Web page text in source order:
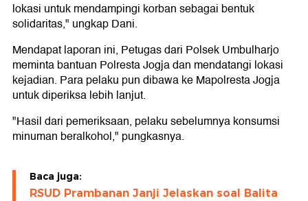
lokasi untuk mendampingi korban sebagai bentuk
solidaritas," ungkap Dani.
Mendapat laporan ini, Petugas dari Polsek Umbulharjo
meminta bantuan Polresta Jogja dan mendatangi lokasi
kejadian. Para pelaku pun dibawa ke Mapolresta Jogja
untuk diperiksa lebih lanjut.
"Hasil dari pemeriksaan, pelaku sebelumnya konsumsi
minuman beralkohol," pungkasnya.
Baca juga:
RSUD Prambanan Janji Jelaskan soal Balita